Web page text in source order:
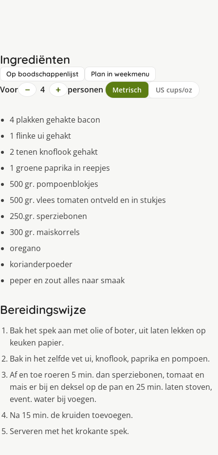
Ingrediënten
Op boodschappenlijst Plan in weekmenu
Voor − 4 + personen Metrisch US cups/oz
4 plakken gehakte bacon
1 flinke ui gehakt
2 tenen knoflook gehakt
1 groene paprika in reepjes
500 gr. pompoenblokjes
500 gr. vlees tomaten ontveld en in stukjes
250.gr. sperziebonen
300 gr. maiskorrels
oregano
korianderpoeder
peper en zout alles naar smaak
Bereidingswijze
Bak het spek aan met olie of boter, uit laten lekken op
keuken papier.
Bak in het zelfde vet ui, knoflook, paprika en pompoen.
Af en toe roeren 5 min. dan sperziebonen, tomaat en
mais er bij en deksel op de pan en 25 min. laten stoven,
event. water bij voegen.
Na 15 min. de kruiden toevoegen.
Serveren met het krokante spek.